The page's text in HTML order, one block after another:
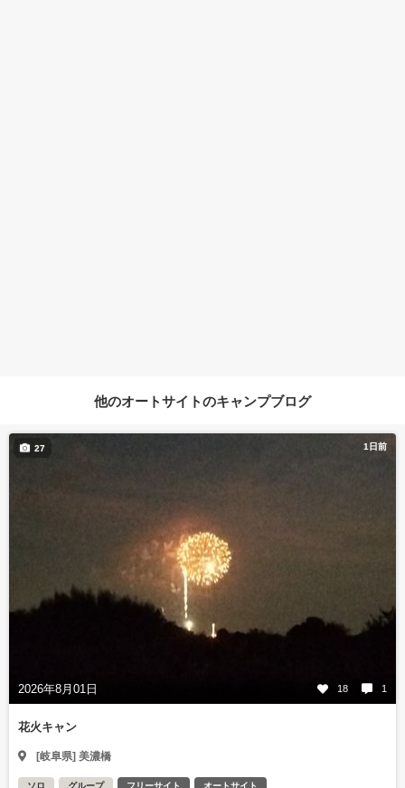
他のオートサイトのキャンプブログ
1日前
2026年8月01日 18 1
27
花火キャン
[岐阜県] 美濃橋
ソロ グループ フリーサイト オートサイト